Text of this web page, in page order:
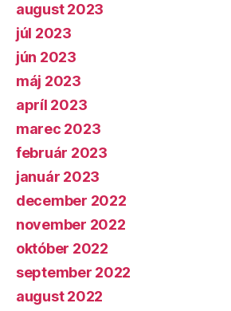
august 2023
júl 2023
jún 2023
máj 2023
apríl 2023
marec 2023
február 2023
január 2023
december 2022
november 2022
október 2022
september 2022
august 2022